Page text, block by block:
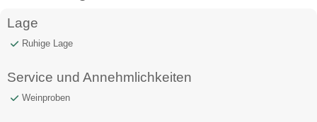
Lage
Ruhige Lage
Service und Annehmlichkeiten
Weinproben